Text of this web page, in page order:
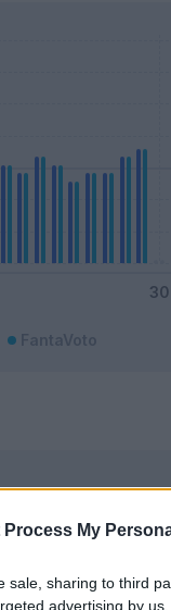
Process My
sale, sharing to third
advertising by